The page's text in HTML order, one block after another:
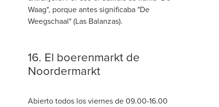
Waag", porque antes significaba "De
Weegschaal" (Las Balanzas).
16. El boerenmarkt de
Noordermarkt
Abierto todos los viernes de 09.00-16.00